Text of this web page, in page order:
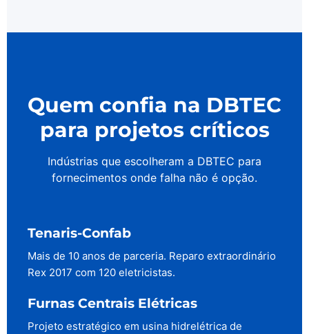
Quem confia na DBTEC
para projetos críticos
Indústrias que escolheram a DBTEC para
fornecimentos onde falha não é opção.
Tenaris-Confab
Mais de 10 anos de parceria. Reparo extraordinário
Rex 2017 com 120 eletricistas.
Furnas Centrais Elétricas
Projeto estratégico em usina hidrelétrica de